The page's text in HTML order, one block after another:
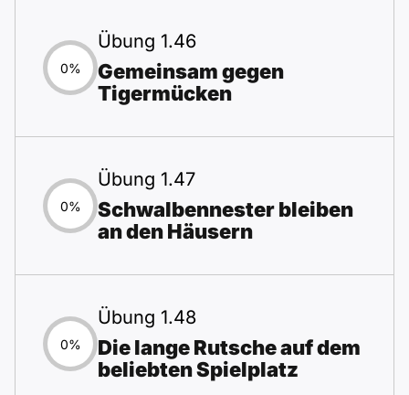
0%
Übung 1.46
Gemeinsam gegen
Tigermücken
0%
Übung 1.47
Schwalbennester bleiben
an den Häusern
0%
Übung 1.48
Die lange Rutsche auf dem
beliebten Spielplatz